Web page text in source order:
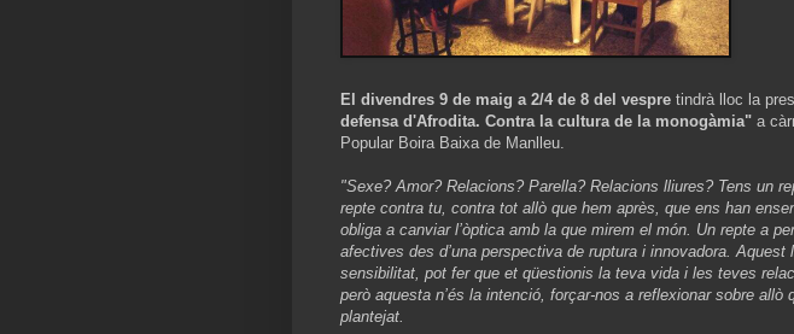
El divendres 9 de maig a 2/4 de 8 del vespre tindrà lloc la
defensa d'Afrodita. Contra la cultura de la monogàmia" a
Popular Boira Baixa de Manlleu.
"Sexe? Amor? Relacions? Parella? Relacions lliures? Tens un
repte contra tu, contra tot allò que hem après, que ens han
obliga a canviar l’òptica amb la que mirem el món. Un repte a
afectives des d’una perspectiva de ruptura i innovadora. Aquest
sensibilitat, pot fer que et qüestionis la teva vida i les teves
però aquesta n’és la intenció, forçar-nos a reflexionar sobre allò
plantejat.